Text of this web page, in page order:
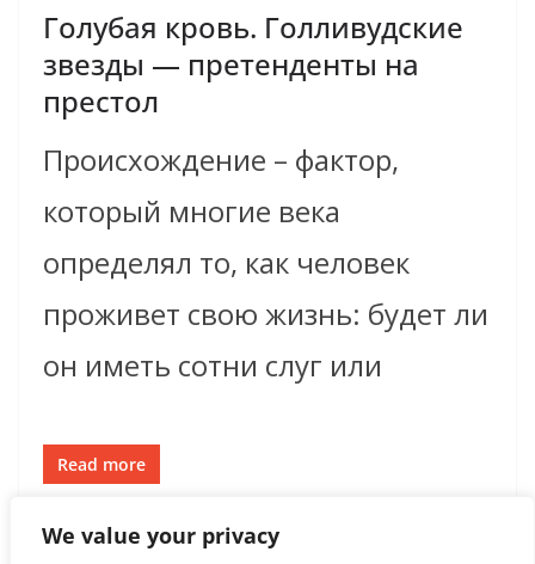
We value your privacy
Голубая кровь. Голливудские
звезды — претенденты на
престол
Происхождение – фактор,
который многие века
определял то, как человек
проживет свою жизнь: будет ли
он иметь сотни слуг или
Read more